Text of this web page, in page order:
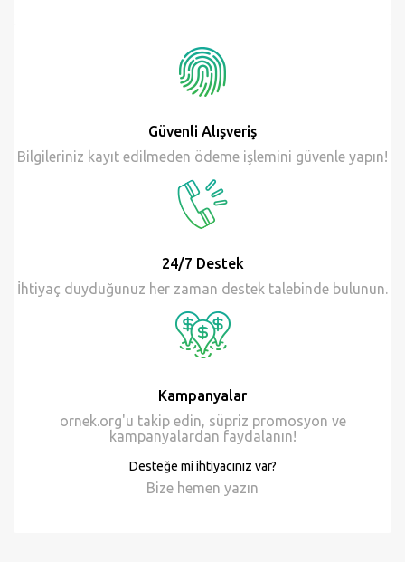
Güvenli Alışveriş
Bilgileriniz kayıt edilmeden ödeme işlemini güvenle yapın!
24/7 Destek
İhtiyaç duyduğunuz her zaman destek talebinde bulunun.
Kampanyalar
ornek.org'u takip edin, süpriz promosyon ve
kampanyalardan faydalanın!
Desteğe mi ihtiyacınız var?
Bize hemen yazın